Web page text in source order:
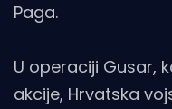
Paga.
U operaciji Gusar,
akcije, Hrvatska